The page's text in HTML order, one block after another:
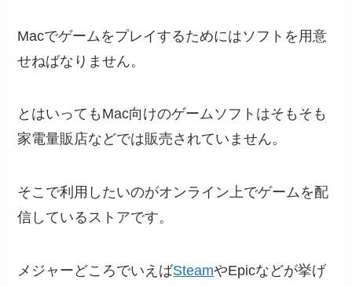
Macでゲームをプレイするためにはソフトを用意
せねばなりません。
とはいってもMac向けのゲームソフトはそもそも
家電量販店などでは販売されていません。
そこで利用したいのがオンライン上でゲームを配
信しているストアです。
メジャーどころでいえばSteamやEpicなどが挙げ